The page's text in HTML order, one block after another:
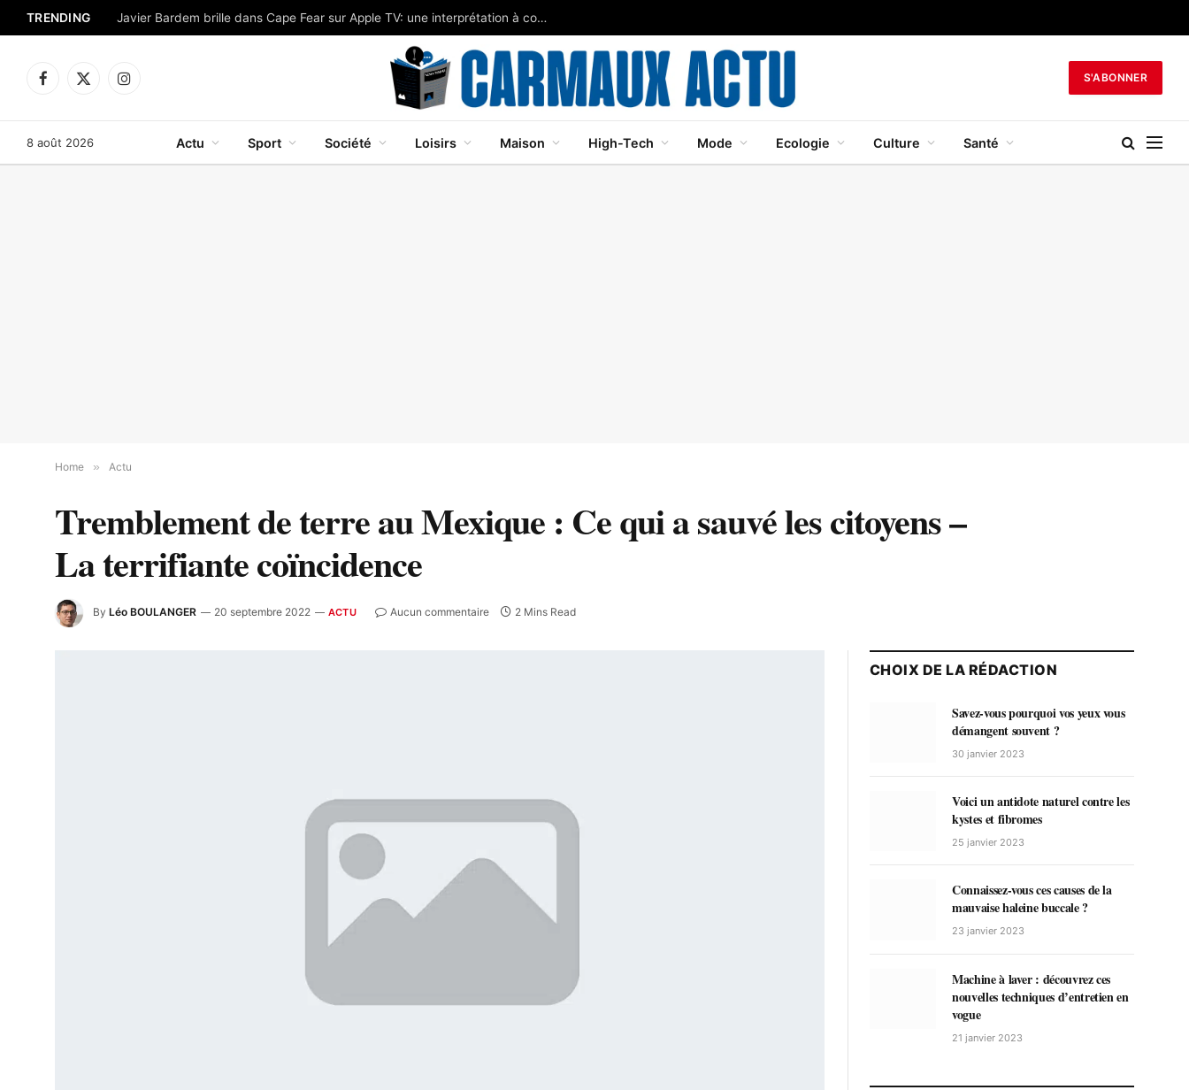
TRENDING Javier Bardem brille dans Cape Fear sur Apple TV: une interprétation à couper le souffle
Facebook
X
Instagram
S'ABONNER
8 août 2026 Actu Sport Société Loisirs Maison High-Tech Mode Ecologie Culture Santé
Home » Actu
Tremblement de terre au Mexique : Ce qui a sauvé les citoyens –
La terrifiante coïncidence
By Léo BOULANGER 20 septembre 2022 ACTU Aucun commentaire 2 Mins Read
CHOIX DE LA RÉDACTION
Savez-vous pourquoi vos yeux vous
démangent souvent ?
30 janvier 2023
Voici un antidote naturel contre les
kystes et fibromes
25 janvier 2023
Connaissez-vous ces causes de la
mauvaise haleine buccale ?
23 janvier 2023
Machine à laver : découvrez ces
nouvelles techniques d’entretien en
vogue
21 janvier 2023